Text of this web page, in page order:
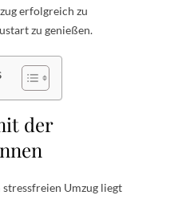
erfolgreich zu
zu genießen.
der
stressfreien Umzug liegt